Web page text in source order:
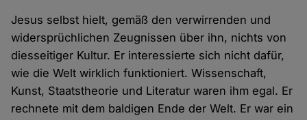
Jesus selbst hielt, gemäß den verwirrenden und
widersprüchlichen Zeugnissen über ihn, nichts von
diesseitiger Kultur. Er interessierte sich nicht dafür,
wie die Welt wirklich funktioniert. Wissenschaft,
Kunst, Staatstheorie und Literatur waren ihm egal. Er
rechnete mit dem baldigen Ende der Welt. Er war ein